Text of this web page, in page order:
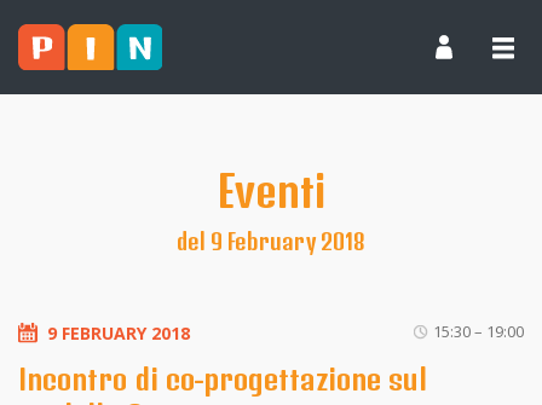
Eventi
del 9 February 2018
9 FEBRUARY 2018 15:30 – 19:00
Incontro di co-progettazione sul